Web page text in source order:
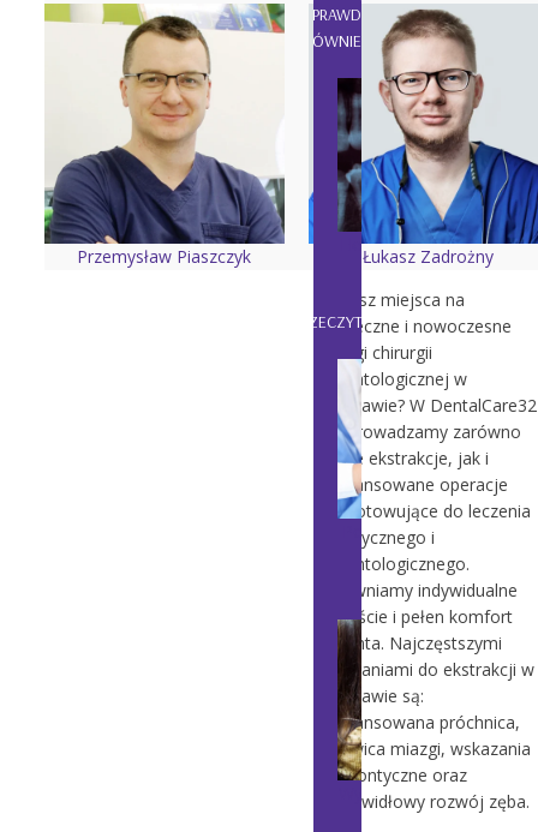
Przemysław Piaszczyk
Łukasz Zadrożny
Szukasz miejsca na
bezpieczne i nowoczesne
zabiegi chirurgii
stomatologicznej w
Warszawie? W DentalCare32
przeprowadzamy zarówno
proste ekstrakcje, jak i
zaawansowane operacje
przygotowujące do leczenia
protetycznego i
implantologicznego.
Zapewniamy indywidualne
podejście i pełen komfort
pacjenta. Najczęstszymi
wskazaniami do ekstrakcji w
Warszawie są:
zaawansowana próchnica,
martwica miazgi, wskazania
ortodontyczne oraz
nieprawidłowy rozwój zęba.
SPRAWDŹ
RÓWNIEŻ
Ekstrakcja zęba -
emek Warszawa
PRZECZYTAJ:
Podcięcie wędzidełka–
m polega zabieg?
Wyrywanie ósemek -
a zębów